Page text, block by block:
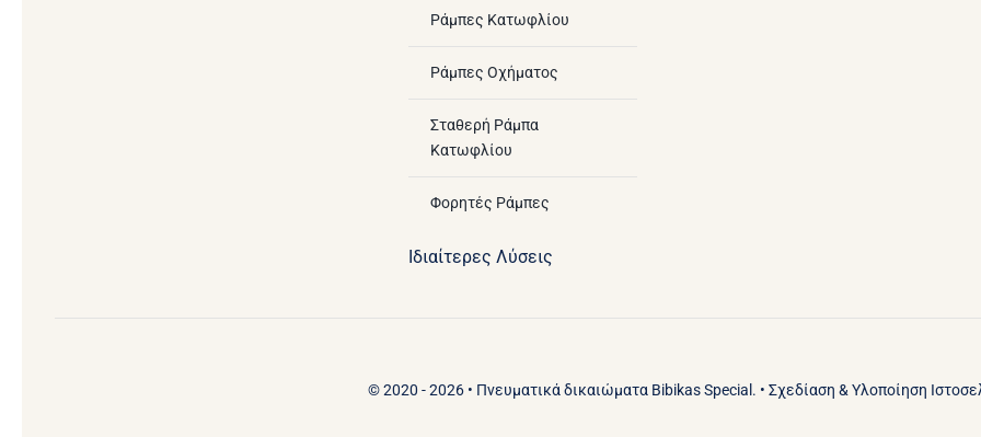
Ράμπες Κατωφλίου
Ράμπες Οχήματος
Σταθερή Ράμπα
Κατωφλίου
Φορητές Ράμπες
Ιδιαίτερες Λύσεις
© 2020 - 2026 • Πνευματικά δικαιώματα Bibikas Special. • Σχεδίαση & Υλοποίηση